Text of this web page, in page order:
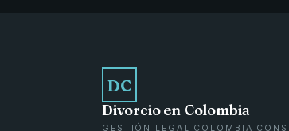
DC
Divorcio en Colombia
GESTIÓN LEGAL COLOMBIA